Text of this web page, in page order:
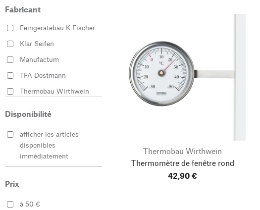
Fabricant
Feingerätebau K Fischer
Klar Seifen
Manufactum
TFA Dostmann
Thermobau Wirthwein
Disponibilité
afficher les articles
disponibles
immédiatement
Prix
à 50 €
Thermobau Wirthwein
Thermomètre de fenêtre rond
42,90 €